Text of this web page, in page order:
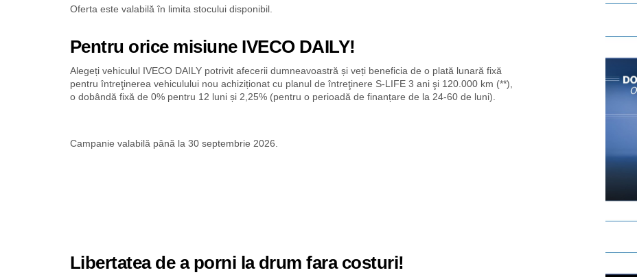
Oferta este valabilă în limita stocului disponibil.
Pentru orice misiune IVECO DAILY!
Alegeți vehiculul IVECO DAILY potrivit afecerii dumneavoastră și veți beneficia de o plată lunară fixă
pentru întreţinerea vehiculului nou achiziționat cu planul de întreţinere S-LIFE 3 ani şi 120.000 km (**),
o dobândă fixă de 0% pentru 12 luni și 2,25% (pentru o perioadă de finanțare de la 24-60 de luni).
Campanie valabilă până la 30 septembrie 2026.
Libertatea de a porni la drum fara costuri!